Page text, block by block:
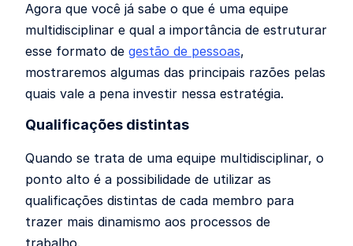
Agora que você já sabe o que é uma equipe
multidisciplinar e qual a importância de estruturar
esse formato de gestão de pessoas,
mostraremos algumas das principais razões pelas
quais vale a pena investir nessa estratégia.
Qualificações distintas
Quando se trata de uma equipe multidisciplinar, o
ponto alto é a possibilidade de utilizar as
qualificações distintas de cada membro para
trazer mais dinamismo aos processos de